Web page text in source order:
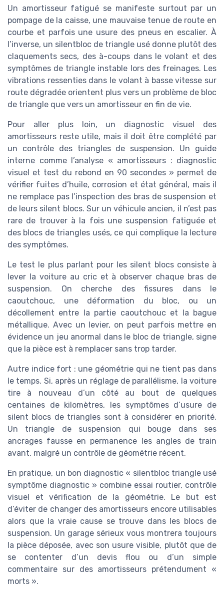
Un amortisseur fatigué se manifeste surtout par un
pompage de la caisse, une mauvaise tenue de route en
courbe et parfois une usure des pneus en escalier. À
l’inverse, un silentbloc de triangle usé donne plutôt des
claquements secs, des à-coups dans le volant et des
symptômes de triangle instable lors des freinages. Les
vibrations ressenties dans le volant à basse vitesse sur
route dégradée orientent plus vers un problème de bloc
de triangle que vers un amortisseur en fin de vie.
Pour aller plus loin, un diagnostic visuel des
amortisseurs reste utile, mais il doit être complété par
un contrôle des triangles de suspension. Un guide
interne comme l’analyse « amortisseurs : diagnostic
visuel et test du rebond en 90 secondes » permet de
vérifier fuites d’huile, corrosion et état général, mais il
ne remplace pas l’inspection des bras de suspension et
de leurs silent blocs. Sur un véhicule ancien, il n’est pas
rare de trouver à la fois une suspension fatiguée et
des blocs de triangles usés, ce qui complique la lecture
des symptômes.
Le test le plus parlant pour les silent blocs consiste à
lever la voiture au cric et à observer chaque bras de
suspension. On cherche des fissures dans le
caoutchouc, une déformation du bloc, ou un
décollement entre la partie caoutchouc et la bague
métallique. Avec un levier, on peut parfois mettre en
évidence un jeu anormal dans le bloc de triangle, signe
que la pièce est à remplacer sans trop tarder.
Autre indice fort : une géométrie qui ne tient pas dans
le temps. Si, après un réglage de parallélisme, la voiture
tire à nouveau d’un côté au bout de quelques
centaines de kilomètres, les symptômes d’usure de
silent blocs de triangles sont à considérer en priorité.
Un triangle de suspension qui bouge dans ses
ancrages fausse en permanence les angles de train
avant, malgré un contrôle de géométrie récent.
En pratique, un bon diagnostic « silentbloc triangle usé
symptôme diagnostic » combine essai routier, contrôle
visuel et vérification de la géométrie. Le but est
d’éviter de changer des amortisseurs encore utilisables
alors que la vraie cause se trouve dans les blocs de
suspension. Un garage sérieux vous montrera toujours
la pièce déposée, avec son usure visible, plutôt que de
se contenter d’un devis flou ou d’un simple
commentaire sur des amortisseurs prétendument «
morts ».